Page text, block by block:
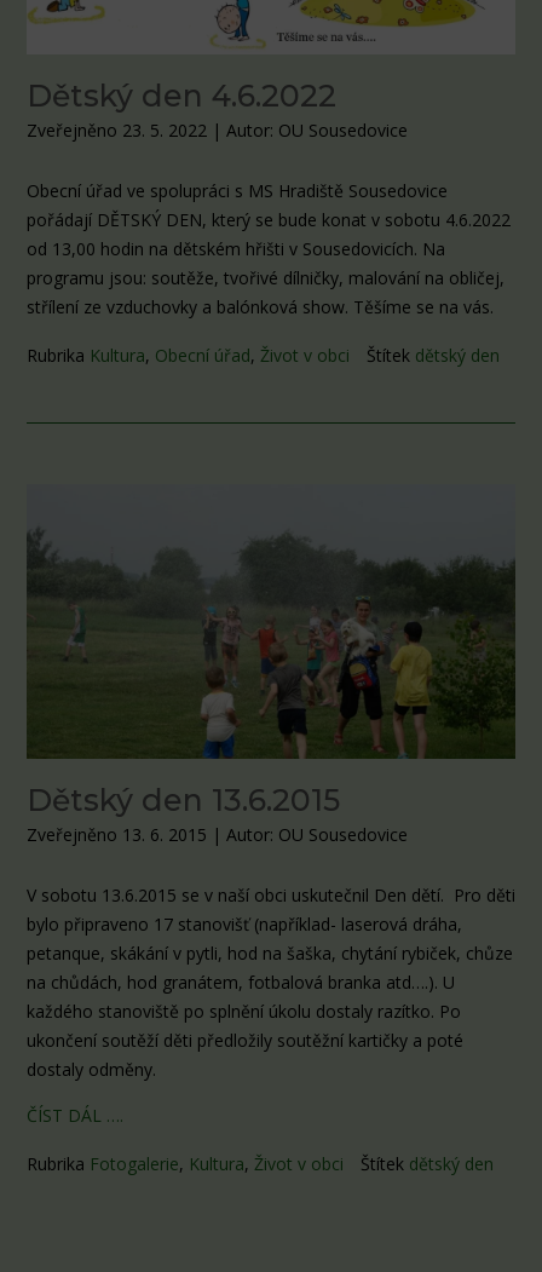
Dětský den 4.6.2022
Zveřejněno 23. 5. 2022 | Autor: OU Sousedovice
Obecní úřad ve spolupráci s MS Hradiště Sousedovice
pořádají DĚTSKÝ DEN, který se bude konat v sobotu 4.6.2022
od 13,00 hodin na dětském hřišti v Sousedovicích. Na
programu jsou: soutěže, tvořivé dílničky, malování na obličej,
střílení ze vzduchovky a balónková show. Těšíme se na vás.
Rubrika Kultura, Obecní úřad, Život v obci Štítek dětský den
Dětský den 13.6.2015
Zveřejněno 13. 6. 2015 | Autor: OU Sousedovice
V sobotu 13.6.2015 se v naší obci uskutečnil Den dětí. Pro děti
bylo připraveno 17 stanovišť (například- laserová dráha,
petanque, skákání v pytli, hod na šaška, chytání rybiček, chůze
na chůdách, hod granátem, fotbalová branka atd….). U
každého stanoviště po splnění úkolu dostaly razítko. Po
ukončení soutěží děti předložily soutěžní kartičky a poté
dostaly odměny.
ČÍST DÁL ….
Rubrika Fotogalerie, Kultura, Život v obci Štítek dětský den